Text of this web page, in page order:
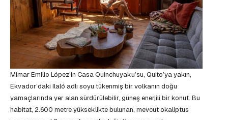
Mimar Emilio López’in Casa Quinchuyaku’su, Quito’ya yakın,
Ekvador’daki Ilaló adlı soyu tükenmiş bir volkanın doğu
yamaçlarında yer alan sürdürülebilir, güneş enerjili bir konut. Bu
habitat, 2.600 metre yükseklikte bulunan, mevcut okaliptus